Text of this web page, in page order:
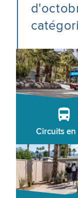
Circuits